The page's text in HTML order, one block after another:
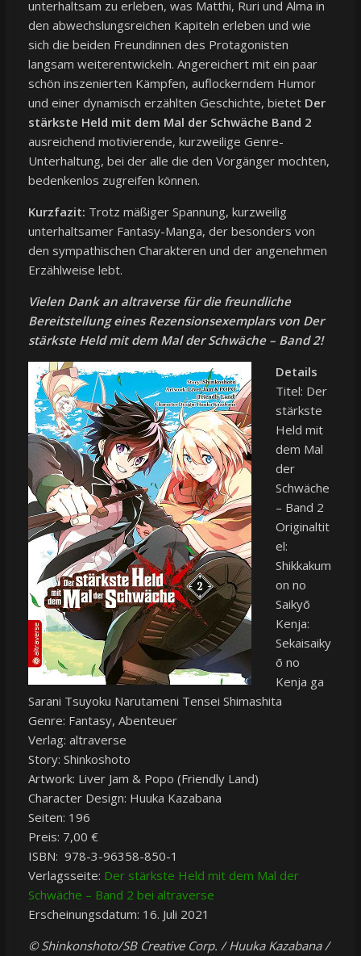
unterhaltsam zu erleben, was Matthi, Ruri und Alma in
den abwechslungsreichen Kapiteln erleben und wie
sich die beiden Freundinnen des Protagonisten
langsam weiterentwickeln. Angereichert mit ein paar
schön inszenierten Kämpfen, auflockerndem Humor
und einer dynamisch erzählten Geschichte, bietet Der
stärkste Held mit dem Mal der Schwäche Band 2
ausreichend motivierende, kurzweilige Genre-
Unterhaltung, bei der alle die den Vorgänger mochten,
bedenkenlos zugreifen können.
Kurzfazit: Trotz mäßiger Spannung, kurzweilig
unterhaltsamer Fantasy-Manga, der besonders von
den sympathischen Charakteren und der angenehmen
Erzählweise lebt.
Vielen Dank an altraverse für die freundliche
Bereitstellung eines Rezensionsexemplars von Der
stärkste Held mit dem Mal der Schwäche – Band 2!
Details
Titel: Der
stärkste
Held mit
dem Mal
der
Schwäche
– Band 2
Originaltit
el:
Shikkakum
on no
Saikyō
Kenja:
Sekaisaiky
ō no
Kenja ga
Sarani Tsuyoku Narutameni Tensei Shimashita
Genre: Fantasy, Abenteuer
Verlag: altraverse
Story: Shinkoshoto
Artwork: Liver Jam & Popo (Friendly Land)
Character Design: Huuka Kazabana
Seiten: 196
Preis: 7,00 €
ISBN: 978-3-96358-850-1
Verlagsseite: Der stärkste Held mit dem Mal der
Schwäche – Band 2 bei altraverse
Erscheinungsdatum: 16. Juli 2021
© Shinkonshoto/SB Creative Corp. / Huuka Kazabana /